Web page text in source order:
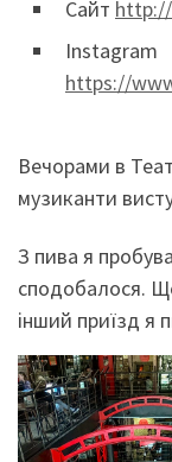
Сайт
Instagram
https://
Вечорами в
музиканти
З пива я
сподобалося.
інший приїзд я